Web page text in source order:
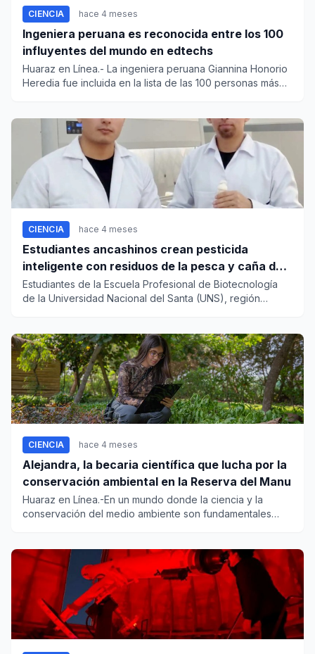
CIENCIA hace 4 meses
Ingeniera peruana es reconocida entre los 100
influyentes del mundo en edtechs
Huaraz en Línea.- La ingeniera peruana Giannina Honorio
Heredia fue incluida en la lista de las 100 personas más
CIENCIA hace 4 meses
Estudiantes ancashinos crean pesticida
inteligente con residuos de la pesca y caña de
azúcar
Estudiantes de la Escuela Profesional de Biotecnología
de la Universidad Nacional del Santa (UNS), región
CIENCIA hace 4 meses
Alejandra, la becaria científica que lucha por la
conservación ambiental en la Reserva del Manu
Huaraz en Línea.-En un mundo donde la ciencia y la
conservación del medio ambiente son fundamentales